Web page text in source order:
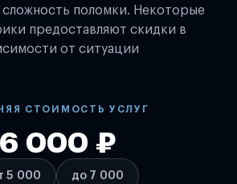
сложность поломки. Некоторые
предоставляют скидки в
от ситуации
СТОИМОСТЬ УСЛУГ
5 000
6 000 ₽
до 7 000